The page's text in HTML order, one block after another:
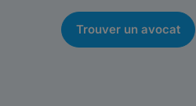
Trouver un avocat